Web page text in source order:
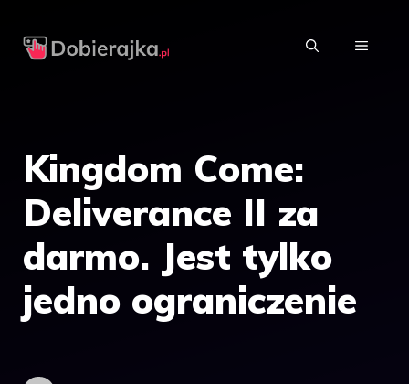
MENU
Kingdom Come:
Deliverance II za
darmo. Jest tylko
jedno ograniczenie